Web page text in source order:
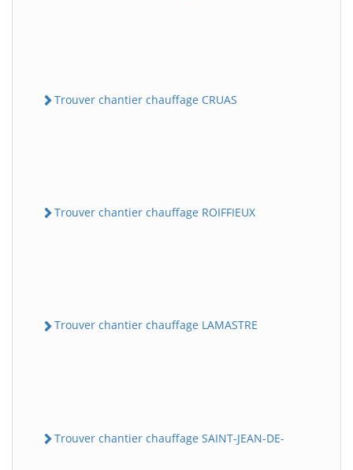
Trouver chantier chauffage CRUAS
Trouver chantier chauffage ROIFFIEUX
Trouver chantier chauffage LAMASTRE
Trouver chantier chauffage SAINT-JEAN-DE-